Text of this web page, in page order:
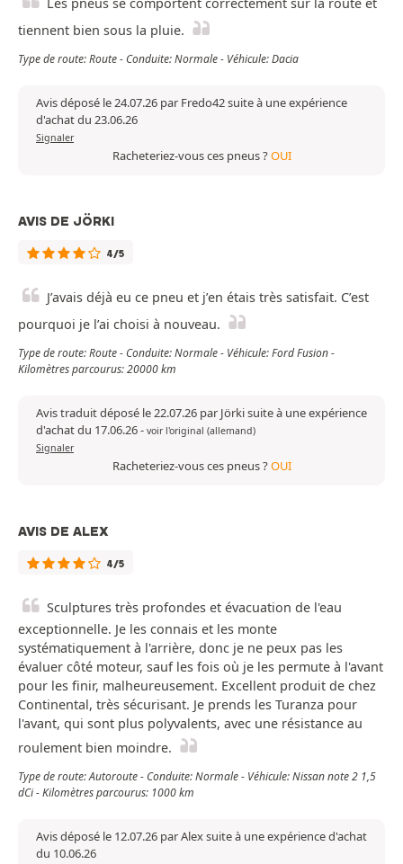
tiennent bien sous la pluie.
Type de route: Route - Conduite: Normale - Véhicule: Dacia
Avis déposé le 24.07.26 par Fredo42 suite à une expérience
d'achat du 23.06.26
Signaler
Racheteriez-vous ces pneus ?OUI
AVIS DE JÖRKI
4/5
J’avais déjà eu ce pneu et j’en étais très satisfait. C’est
pourquoi je l’ai choisi à nouveau.
Type de route: Route - Conduite: Normale - Véhicule: Ford Fusion -
Kilomètres parcourus: 20000 km
Avis traduit déposé le 22.07.26 par Jörki suite à une expérience
d'achat du 17.06.26- voir l'original (allemand)
Signaler
Racheteriez-vous ces pneus ?OUI
AVIS DE ALEX
4/5
Sculptures très profondes et évacuation de l'eau
exceptionnelle. Je les connais et les monte
systématiquement à l'arrière, donc je ne peux pas les
évaluer côté moteur, sauf les fois où je les permute à l'avant
pour les finir, malheureusement. Excellent produit de chez
Continental, très sécurisant. Je prends les Turanza pour
l'avant, qui sont plus polyvalents, avec une résistance au
roulement bien moindre.
Type de route: Autoroute - Conduite: Normale - Véhicule: Nissan note 2 1,5
dCi - Kilomètres parcourus: 1000 km
Avis déposé le 12.07.26 par Alex suite à une expérience d'achat
du 10.06.26